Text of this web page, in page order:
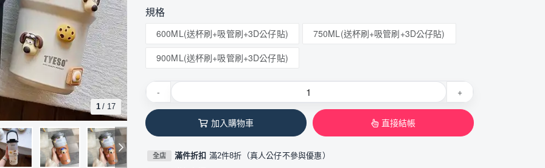
1 / 17
規格
600ML(送杯刷+吸管刷+3D公仔貼)
750ML(送杯刷+吸管刷+3D公仔貼)
900ML(送杯刷+吸管刷+3D公仔貼)
- +
加入購物車 直接結帳
全店 滿件折扣 滿2件8折（真人公仔不參與優惠）